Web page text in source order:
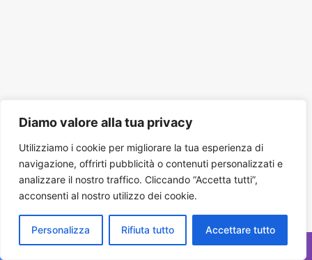
Diamo valore alla tua privacy
Utilizziamo i cookie per migliorare la tua esperienza di
navigazione, offrirti pubblicità o contenuti personalizzati e
analizzare il nostro traffico. Cliccando “Accetta tutti”,
acconsenti al nostro utilizzo dei cookie.
Personalizza Rifiuta tutto Accettare tutto